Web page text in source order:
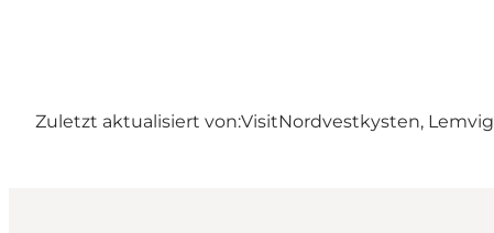
Zuletzt aktualisiert von:VisitNordvestkysten, Lemvig